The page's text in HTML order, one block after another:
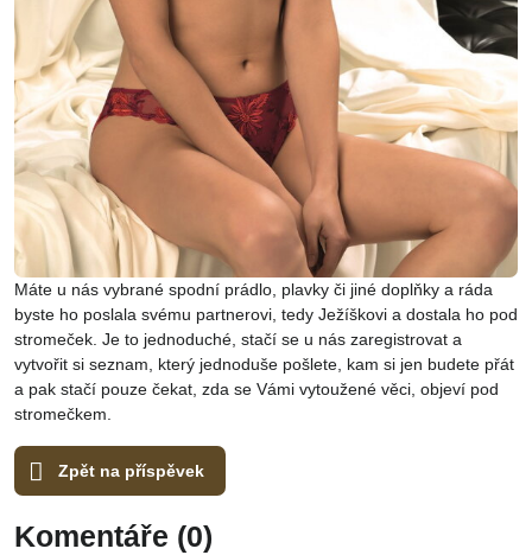
Máte u nás vybrané spodní prádlo, plavky či jiné doplňky a ráda
byste ho poslala svému partnerovi, tedy Ježíškovi a dostala ho pod
stromeček. Je to jednoduché, stačí se u nás zaregistrovat a
vytvořit si seznam, který jednoduše pošlete, kam si jen budete přát
a pak stačí pouze čekat, zda se Vámi vytoužené věci, objeví pod
stromečkem.
Zpět na příspěvek
Komentáře (0)